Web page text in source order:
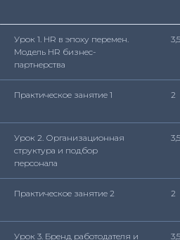
Урок 1. HR в эпоху перемен.
Модель HR бизнес-
партнерства
3,5
Практическое занятие 1 2
Урок 2. Организационная
структура и подбор
персонала
3,5
Практическое занятие 2 2
Урок 3. Бренд работодателя и
3,5